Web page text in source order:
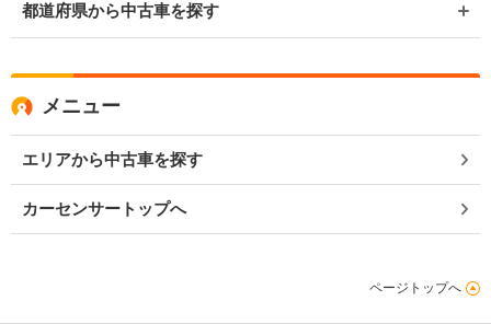
都道府県から中古車を探す
メニュー
エリアから中古車を探す
カーセンサートップへ
ページトップへ